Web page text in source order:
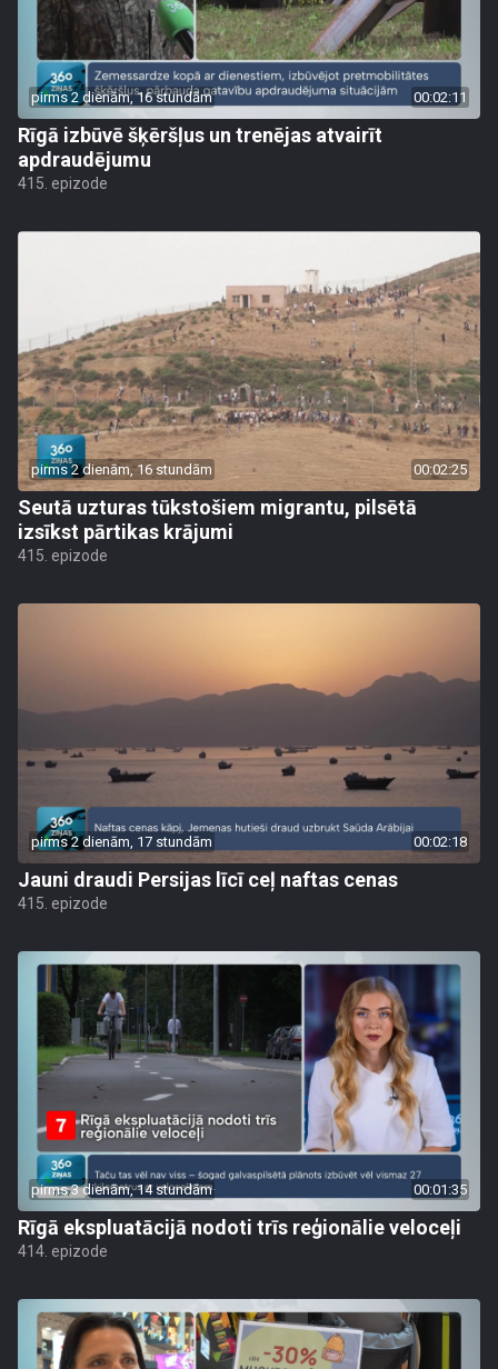
pirms 2 dienām, 16 stundām 00:02:11
Rīgā izbūvē šķēršļus un trenējas atvairīt
apdraudējumu
415. epizode
pirms 2 dienām, 16 stundām 00:02:25
Seutā uzturas tūkstošiem migrantu, pilsētā
izsīkst pārtikas krājumi
415. epizode
pirms 2 dienām, 17 stundām 00:02:18
Jauni draudi Persijas līcī ceļ naftas cenas
415. epizode
pirms 3 dienām, 14 stundām 00:01:35
Rīgā ekspluatācijā nodoti trīs reģionālie veloceļi
414. epizode